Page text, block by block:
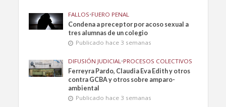
FALLOS•FUERO PENAL
Condena a preceptor por acoso sexual a
tres alumnas de un colegio
Publicado hace 3 semanas
DIFUSIÓN JUDICIAL •PROCESOS COLECTIVOS
Ferreyra Pardo, Claudia Eva Edith y otros
contra GCBA y otros sobre amparo-
ambiental
Publicado hace 3 semanas